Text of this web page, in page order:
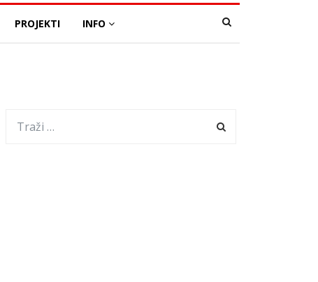
PROJEKTI INFO